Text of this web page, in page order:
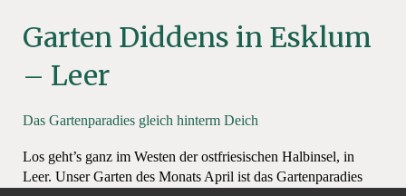
Garten Diddens in Esklum
– Leer
Das Gartenparadies gleich hinterm Deich
Los geht’s ganz im Westen der ostfriesischen Halbinsel, in
Leer. Unser Garten des Monats April ist das Gartenparadies